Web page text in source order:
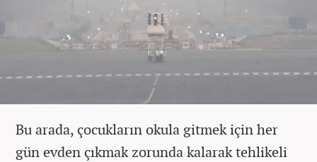
Bu arada, çocukların okula gitmek için her
gün evden çıkmak zorunda kalarak tehlikeli